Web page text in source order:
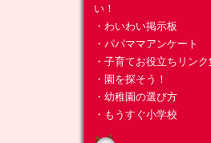
い！
・わいわい掲示板
・パパママアンケート
・子育てお役立ちリンク
・園を探そう！
・幼稚園の選び方
・もうすぐ小学校